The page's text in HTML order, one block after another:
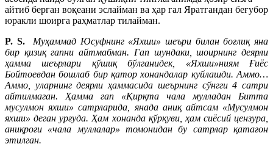
айтиб берган воқеани эслайман ва ҳар гал Яратгандан беғубор
юракли шоирга раҳматлар тилайман.
P. S.
Муҳаммад Юсуфнинг «Яхши» шеъри билан боғлиқ яна
бир қизиқ гапни айтмабман. Гап шундаки, шоирнинг деярли
ҳамма шеърлари қўшиқ бўлганидек, «Яхши»ниям Ғиёс
Бойтоевдан бошлаб бир қатор хонандалар куйлашди. Аммо…
Аммо, уларнинг деярли ҳаммасида шеърнинг сўнгги 4 сатри
айтилмаган. Ҳамма гап «Қирқта чала мулладан Битта
мусулмон яхши» сатрларида, янада аниқ айтсам «Мусулмон
яхши» деган урғуда. Ҳам хонанда қўрқуви, ҳам сиёсий цензура,
аниқроғи «чала муллалар» томонидан бу сатрлар қатағон
этилган.